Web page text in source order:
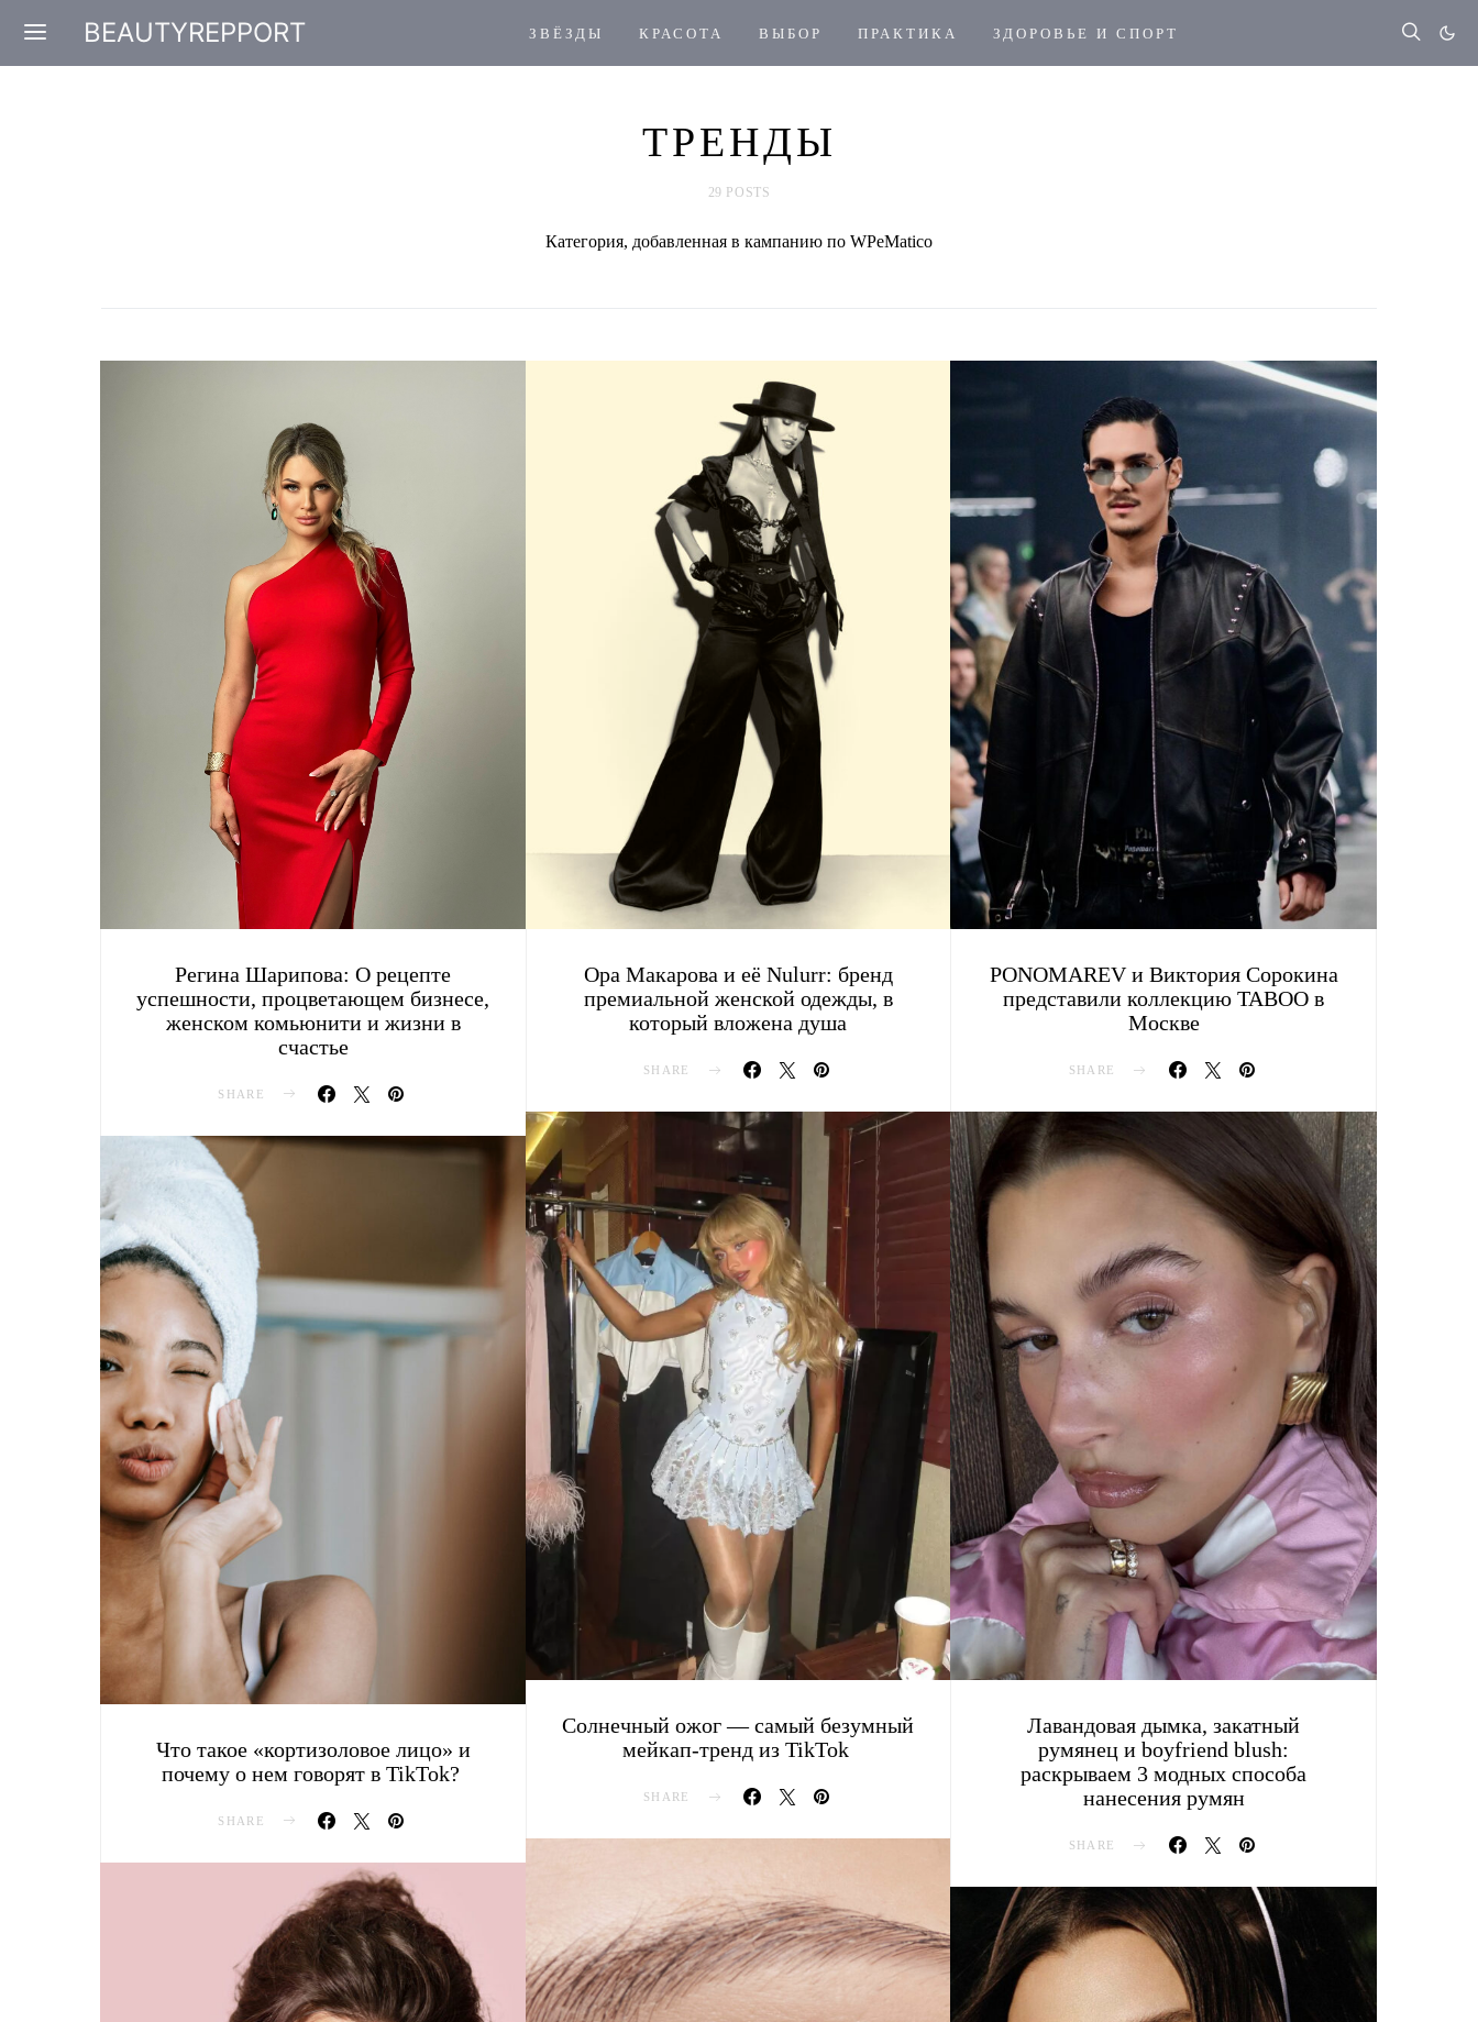
BEAUTYREPPORT ЗВЁЗДЫ КРАСОТА ВЫБОР ПРАКТИКА ЗДОРОВЬЕ И СПОРТ
ТРЕНДЫ
29 POSTS
Категория, добавленная в кампанию по WPeMatico
Регина Шарипова: О рецепте
успешности, процветающем бизнесе,
женском комьюнити и жизни в
счастье
SHARE
Что такое «кортизоловое лицо» и
почему о нем говорят в TikTok?
SHARE
Ора Макарова и её Nulurr: бренд
премиальной женской одежды, в
который вложена душа
SHARE
Солнечный ожог — самый безумный
мейкап-тренд из TikTok
SHARE
PONOMAREV и Виктория Сорокина
представили коллекцию TABOO в
Москве
SHARE
Лавандовая дымка, закатный
румянец и boyfriend blush:
раскрываем 3 модных способа
нанесения румян
SHARE